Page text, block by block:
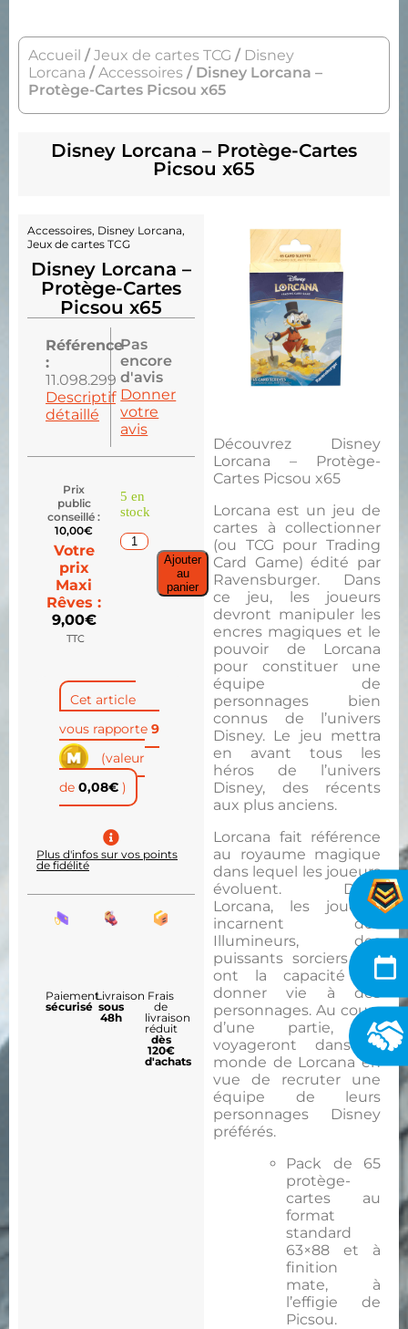
Accueil /Jeux de cartes TCG / Disney
Lorcana /Accessoires / Disney Lorcana –
Protège-Cartes Picsou x65
Disney Lorcana – Protège-Cartes
Picsou x65
Découvrez Disney
Lorcana – Protège-
Cartes Picsou x65
Lorcana est un jeu de
cartes à collectionner
(ou TCG pour Trading
Card Game) édité par
Ravensburger. Dans
ce jeu, les joueurs
devront manipuler les
encres magiques et le
pouvoir de Lorcana
pour constituer une
équipe de
personnages bien
connus de l’univers
Disney. Le jeu mettra
en avant tous les
héros de l’univers
Disney, des récents
aux plus anciens.
Lorcana fait référence
au royaume magique
dans lequel les joueurs
évoluent. Dans
Lorcana, les joueurs
incarnent des
Illumineurs, des
puissants sorciers qui
ont la capacité de
donner vie à des
personnages. Au cours
d’une partie, ils
voyageront dans le
monde de Lorcana en
vue de recruter une
équipe de leurs
personnages Disney
préférés.
Pack de 65
protège-
cartes au
format
standard
63×88 et à
finition
mate, à
l’effigie de
Picsou.
Accessoires, Disney Lorcana,
Jeux de cartes TCG
Disney Lorcana –
Protège-Cartes
Picsou x65
Référence
:
11.098.299
Descriptif
détaillé
Pas
encore
d'avis
Donner
votre
avis
Prix
public
conseillé :
10,00€
Votre
prix
Maxi
Rêves :
9,00€
TTC
5 en
stock
Ajouter
au
panier
Cet article
vous rapporte 9
(valeur
de 0,08€ )
Plus d'infos sur vos points
de fidélité
Paiement
sécurisé
Livraison
sous
48h
Frais
de
livraison
réduit
dès
120€
d'achats